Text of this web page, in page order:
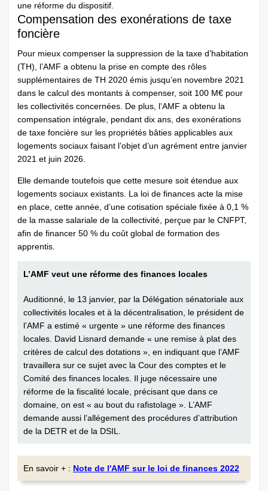
une réforme du dispositif.
Compensation des exonérations de taxe
foncière
Pour mieux compenser la suppression de la taxe d’habitation
(TH), l’AMF a obtenu la prise en compte des rôles
supplémentaires de TH 2020 émis jusqu’en novembre 2021
dans le calcul des montants à compenser, soit 100 M€ pour
les collectivités concernées. De plus, l’AMF a obtenu la
compensation intégrale, pendant dix ans, des exonérations
de taxe foncière sur les propriétés bâties applicables aux
logements sociaux faisant l’objet d’un agrément entre janvier
2021 et juin 2026.
Elle demande toutefois que cette mesure soit étendue aux
logements sociaux existants. La loi de finances acte la mise
en place, cette année, d’une cotisation spéciale fixée à 0,1 %
de la masse salariale de la collectivité, perçue par le CNFPT,
afin de financer 50 % du coût global de formation des
apprentis.
L’AMF veut une réforme des finances locales
Auditionné, le 13 janvier, par la Délégation sénatoriale aux
collectivités locales et à la décentralisation, le président de
l’AMF a estimé « urgente » une réforme des finances
locales. David Lisnard demande « une remise à plat des
critères de calcul des dotations », en indiquant que l’AMF
travaillera sur ce sujet avec la Cour des comptes et le
Comité des finances locales. Il juge nécessaire une
réforme de la fiscalité locale, précisant que dans ce
domaine, on est « au bout du rafistolage ». L’AMF
demande aussi l’allégement des procédures d’attribution
de la DETR et de la DSIL.
En savoir + : Note de l'AMF sur le loi de finances 2022